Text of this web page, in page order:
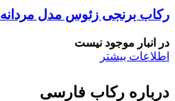
رکاب برنجی زئوس مدل مردانه
در انبار موجود نیست
اطلاعات بیشتر
درباره رکاب فارسی